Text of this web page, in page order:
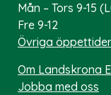
Mån – Tors 9-15
Fre 9-12
Övriga öppettider
Om Landskrona
Jobba med oss